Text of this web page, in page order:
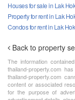
Houses for sale in Lak Hok
Property for rent in Lak
Condos for rent in Lak Hok
Back to property
The information
thailand-property.com
thailand-property.com
content or associated
for the purpose of